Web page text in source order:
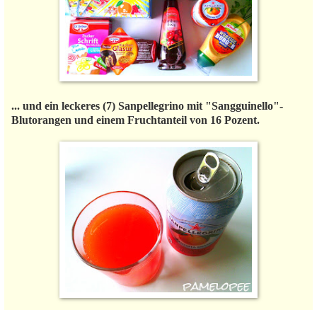
... und ein leckeres (7) Sanpellegrino mit "Sangguinello"-
Blutorangen und einem Fruchtanteil von 16 Pozent.